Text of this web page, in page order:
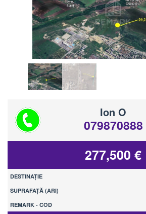
Ion O
079870888
277,500 €
DESTINAȚIE
SUPRAFAȚĂ (ARI)
REMARK - COD